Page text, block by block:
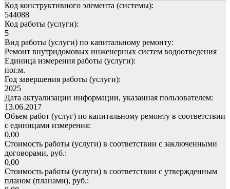
Код конструктивного элемента (системы):
544088
Код работы (услуги):
5
Вид работы (услуги) по капитальному ремонту:
Ремонт внутридомовых инженерных систем водоотведения
Единица измерения работы (услуги):
пог.м.
Год завершения работы (услуги):
2025
Дата актуализации информации, указанная пользователем:
13.06.2017
Объем работ (услуг) по капитальному ремонту в соответствии
с единицами измерения:
0,00
Стоимость работы (услуги) в соответствии с заключенными
договорами, руб.:
0,00
Стоимость работы (услуги) в соответствии с утвержденным
планом (планами), руб.: